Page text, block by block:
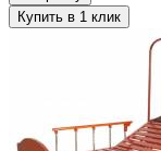
Купить в 1 клик